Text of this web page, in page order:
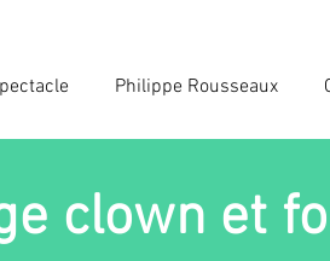
Philippe Rousseaux
clown et